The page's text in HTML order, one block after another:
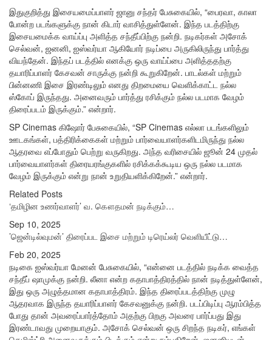
இதுகுறித்து இசையமைப்பாளர் ஜானு சந்தர் பேசுகையில், “பைரவா, காலா
போன்ற படங்களுக்கு நான் கிடார் வாசித்துள்ளேன். இந்த படத்திற்கு
இசையமைக்க வாய்ப்பு அளித்த சந்தீப்பிற்கு நன்றி. நடிகர்கள் அசோக்
செல்வன், ஜனனி, ஐஸ்வர்யா ஆகியோர் நடிப்பை அருகிலிருந்து பார்த்து
வியந்தேன். இந்தப் படத்தில் எனக்கு ஒரு வாய்ப்பை அளித்ததற்கு
தயாரிப்பாளர் கேசவன் சாருக்கு நன்றி கூறுகிறேன். பாடல்கள் மற்றும்
பின்னணி இசை இரண்டிலும் எனது திறமையை வெளிக்காட்ட நல்ல
ஸ்கோப் இருந்தது. அனைவரும் பார்த்து ரசிக்கும் நல்ல படமாக வேழம்
திரைப்படம் இருக்கும்.” என்றார்.
SP Cinemas கிஷோர் பேசுகையில், “SP Cinemas எல்லா படங்களிலும்
ஊடகங்கள், பத்திரிக்கைகள் மற்றும் பார்வையாளர்களிடமிருந்து நல்ல
ஆதரவை எப்போதும் பெற்று வருகிறது. அந்த வரிசையில் ஜூன் 24 முதல்
பார்வையாளர்கள் திரையரங்குகளில் ரசிக்கக்கூடிய ஒரு நல்ல படமாக
வேழம் இருக்கும் என்று நான் உறுதியளிக்கிறேன்.” என்றார்.
Related Posts
‘தமிழின உணர்வாளர்’ வ. கௌதமன் நடிக்கும்…
Sep 10, 2025
’ஜென்டில்வுமன்’ திரைப்பட இசை மற்றும் டிரெய்லர் வெளியீட்டு…
Feb 20, 2025
நடிகை ஐஸ்வர்யா மேனன் பேசுகையில், “என்னை படத்தில் நடிக்க வைத்த
சந்தீப் ஷாமுக்கு நன்றி. லீனா என்ற கதாபாத்திரத்தில் நான் நடித்துள்ளேன்,
இது ஒரு அழுத்தமான கதாபாத்திரம். இந்த திரைப்படத்திற்கு முழு
ஆதரவாக இருந்த தயாரிப்பாளர் கேசவனுக்கு நன்றி. படப்பிடிப்பு ஆரம்பித்த
போது தான் அவரைப்பார்த்தோம் அதற்கு பிறகு அவரை பார்ப்பது இது
இரண்டாவது முறையாகும். அசோக் செல்வன் ஒரு சிறந்த நடிகர், எங்கள்